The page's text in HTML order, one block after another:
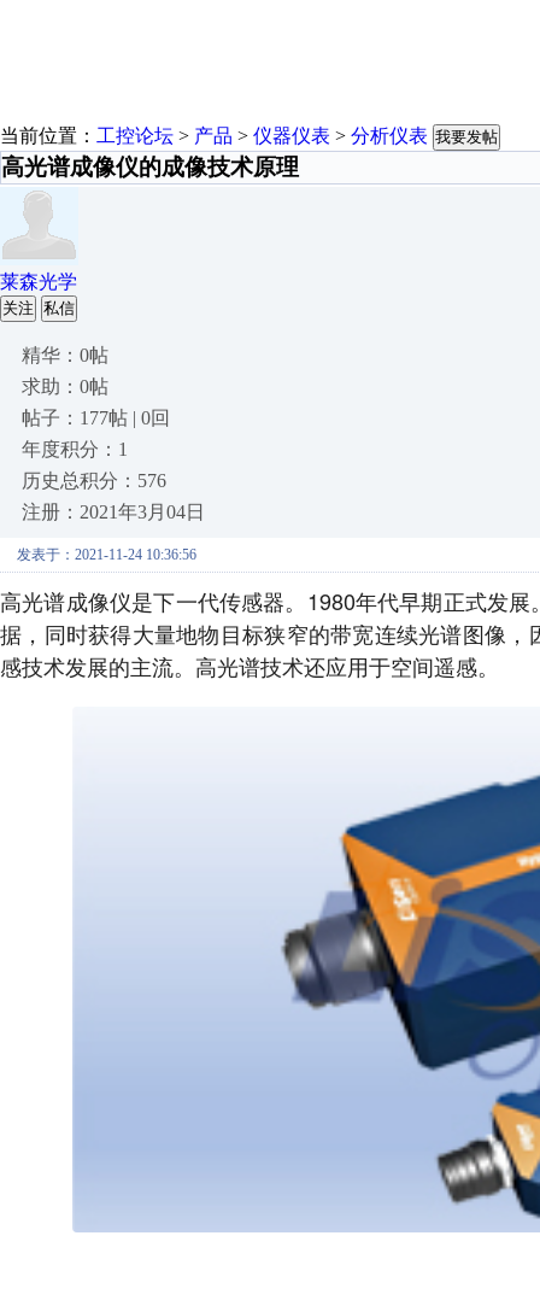
当前位置： 工控论坛 > 产品 > 仪器仪表 > 分析仪表 我要发帖
高光谱成像仪的成像技术原理
莱森光学
关注 私信
精华：0帖
求助：0帖
帖子：177帖 | 0回
年度积分：1
历史总积分：576
注册：2021年3月04日
发表于：2021-11-24 10:36:56
高光谱成像仪是下一代传感器。1980年代早期正式发
据，同时获得大量地物目标狭窄的带宽连续光谱图像
感技术发展的主流。高光谱技术还应用于空间遥感。